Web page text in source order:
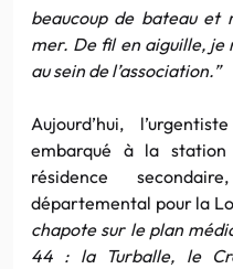
beaucoup de bateau et
mer. De fil en aiguille, je
au sein de l’association.”
Aujourd’hui,
embarqué à la
résidence
départemental pour la
chapote sur le plan
44 : la Turballe, le